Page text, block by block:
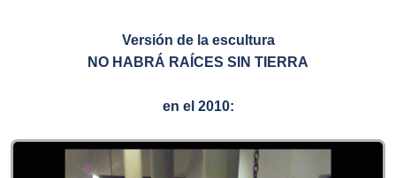
Versión de la escultura
NO HABRÁ RAÍCES SIN TIERRA
en el 2010: